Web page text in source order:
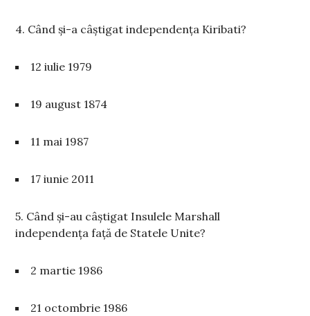
4. Când și-a câștigat independența Kiribati?
12 iulie 1979
19 august 1874
11 mai 1987
17 iunie 2011
5. Când și-au câștigat Insulele Marshall
independența față de Statele Unite?
2 martie 1986
21 octombrie 1986